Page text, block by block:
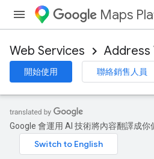
Maps
Web Services Address
開始使用 聯絡銷售人員
Google 會運用 AI 技術將內容翻譯成你